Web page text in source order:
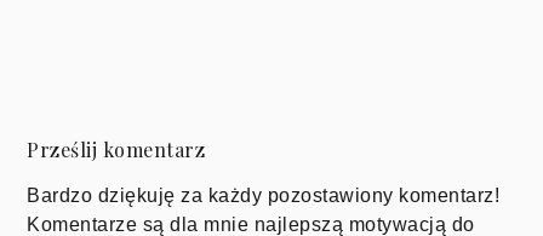
Prześlij komentarz
Bardzo dziękuję za każdy pozostawiony komentarz!
Komentarze są dla mnie najlepszą motywacją do